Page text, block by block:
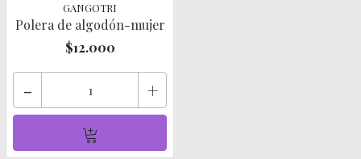
GANGOTRI
Polera de algodón-mujer
$12.000
- +